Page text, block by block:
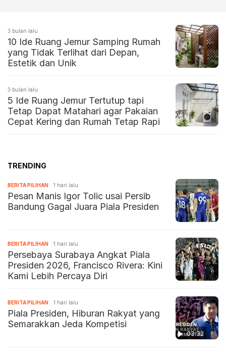
3 bulan lalu
10 Ide Ruang Jemur Samping Rumah
yang Tidak Terlihat dari Depan,
Estetik dan Unik
3 bulan lalu
5 Ide Ruang Jemur Tertutup tapi
Tetap Dapat Matahari agar Pakaian
Cepat Kering dan Rumah Tetap Rapi
TRENDING
BERITA PILIHAN 1 hari lalu
Pesan Manis Igor Tolic usai Persib
Bandung Gagal Juara Piala Presiden
BERITA PILIHAN 1 hari lalu
Persebaya Surabaya Angkat Piala
Presiden 2026, Francisco Rivera: Kini
Kami Lebih Percaya Diri
03:32
BERITA PILIHAN 1 hari lalu
Piala Presiden, Hiburan Rakyat yang
Semarakkan Jeda Kompetisi